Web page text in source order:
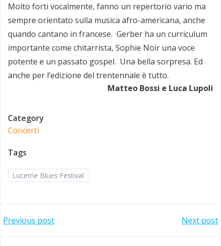
Molto forti vocalmente, fanno un repertorio vario ma
sempre orientato sulla musica afro-americana, anche
quando cantano in francese. Gerber ha un curriculum
importante come chitarrista, Sophie Noir una voce
potente e un passato gospel. Una bella sorpresa. Ed
anche per l’edizione del trentennale è tutto.
Matteo Bossi e Luca Lupoli
Category
Concerti
Tags
Lucerne Blues Festival
Post
Previous post Next post